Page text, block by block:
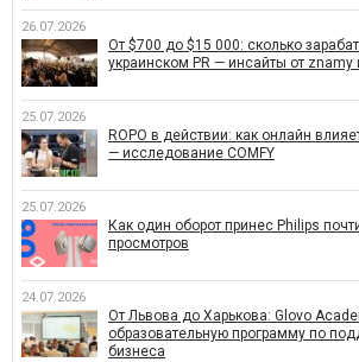
26.07.2026
От $700 до $15 000: сколько
украинском PR — инсайты от znamy
25.07.2026
ROPO в действии: как онлайн
— исследование COMFY
25.07.2026
Как один оборот принес Philips
просмотров
24.07.2026
От Львова до Харькова: Glovo
образовательную программу по
бизнеса